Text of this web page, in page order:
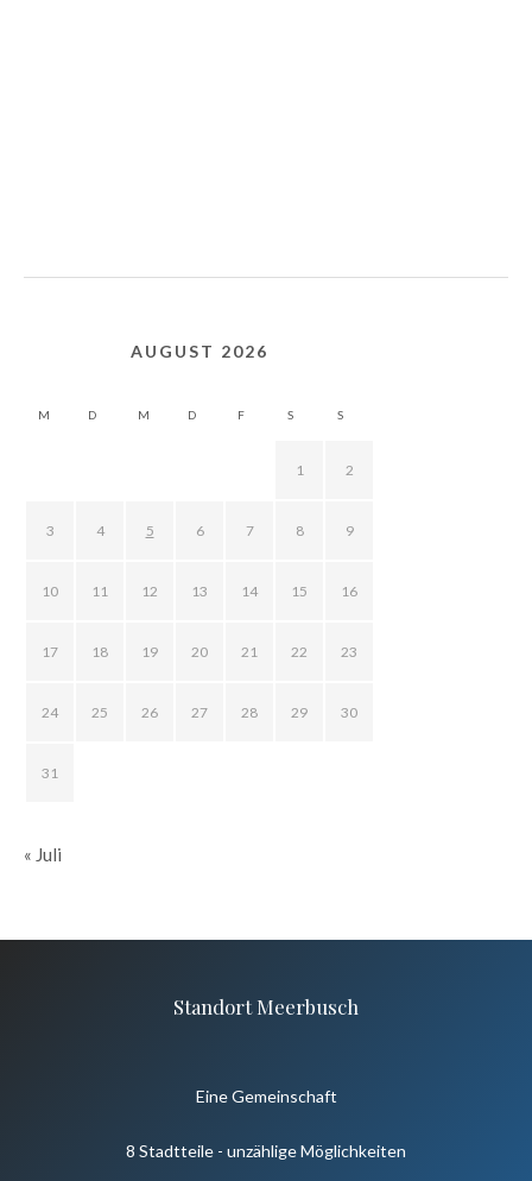
AUGUST 2026
M D M D F S S
1 2
3 4 5 6 7 8 9
10 11 12 13 14 15 16
17 18 19 20 21 22 23
24 25 26 27 28 29 30
31
« Juli
Standort Meerbusch
Eine Gemeinschaft
8 Stadtteile - unzählige Möglichkeiten